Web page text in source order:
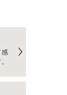
感